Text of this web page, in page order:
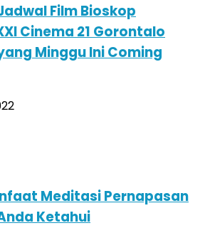
Film Bioskop
Cinema 21 Gorontalo
Minggu Ini Coming
Meditasi Pernapasan
Ketahui